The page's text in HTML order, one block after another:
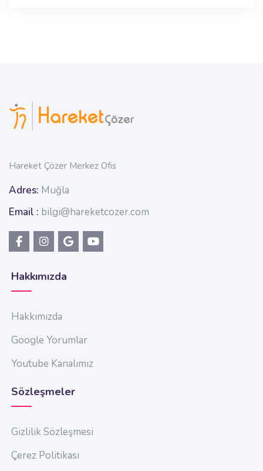
Hareket Çözer Merkez Ofis
Adres: Muğla
Email : bilgi@hareketcozer.com
Hakkımızda
Hakkımızda
Google Yorumlar
Youtube Kanalımız
Sözleşmeler
Gizlilik Sözleşmesi
Çerez Politikası